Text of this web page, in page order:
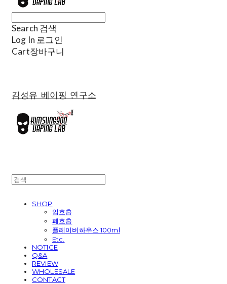
Search 검색
Log In 로그인
Cart장바구니
김성유 베이핑 연구소
SHOP
입호흡
폐호흡
플레이버하우스 100ml
Etc.
NOTICE
Q&A
REVIEW
WHOLESALE
CONTACT